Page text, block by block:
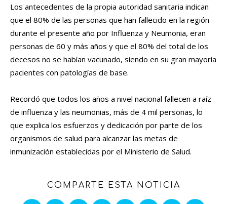
Los antecedentes de la propia autoridad sanitaria indican
que el 80% de las personas que han fallecido en la región
durante el presente año por Influenza y Neumonia, eran
personas de 60 y más años y que el 80% del total de los
decesos no se habían vacunado, siendo en su gran mayoría
pacientes con patologías de base.
Recordó que todos los años a nivel nacional fallecen a raíz
de influenza y las neumonias, más de 4 mil personas, lo
que explica los esfuerzos y dedicación por parte de los
organismos de salud para alcanzar las metas de
inmunización establecidas por el Ministerio de Salud.
COMPARTE ESTA NOTICIA